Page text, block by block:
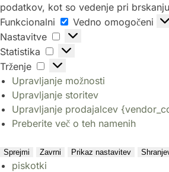
podatkov, kot so vedenje pri
Funkcionalni
Vedno omogočeni
Nastavitve
Statistika
Trženje
Upravljanje možnosti
Upravljanje storitev
Upravljanje prodajalcev
Preberite več o teh namenih
Sprejmi Zavrni Prikaz nastavitev
piskotki